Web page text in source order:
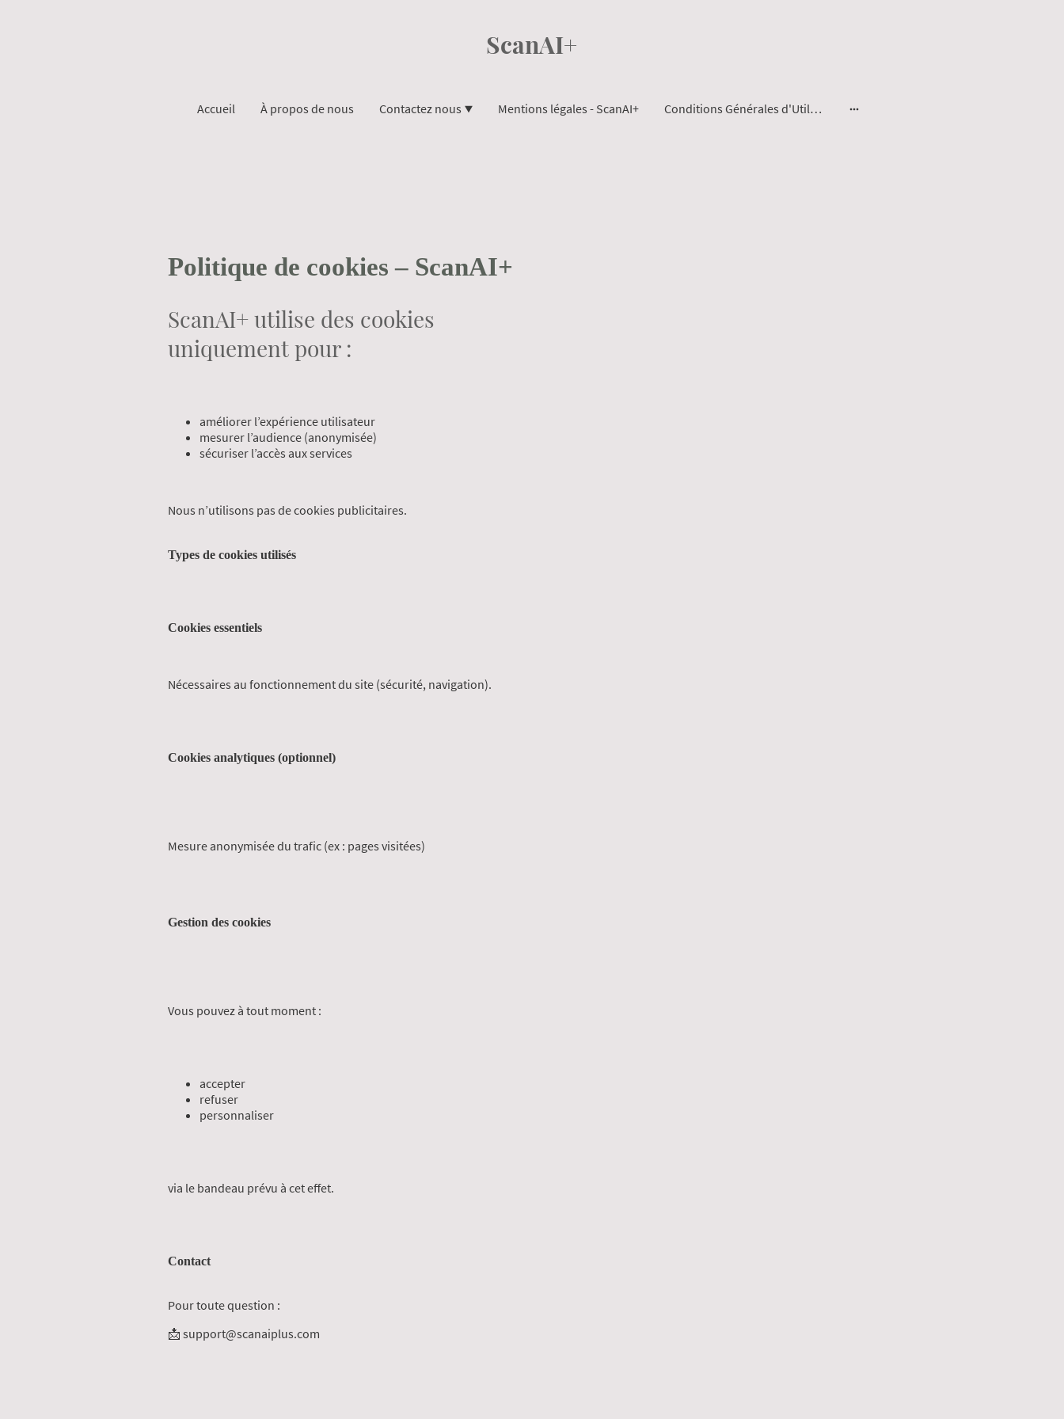
ScanAI+
Accueil À propos de nous Contactez nous Mentions légales - ScanAI+ Conditions Générales d'Utilisation - ScanAI+
Politique de cookies – ScanAI+
ScanAI+ utilise des cookies
uniquement pour :
améliorer l’expérience utilisateur
mesurer l’audience (anonymisée)
sécuriser l’accès aux services
Nous n’utilisons pas de cookies publicitaires.
Types de cookies utilisés
Cookies essentiels
Nécessaires au fonctionnement du site (sécurité, navigation).
Cookies analytiques (optionnel)
Mesure anonymisée du trafic (ex : pages visitées)
Gestion des cookies
Vous pouvez à tout moment :
accepter
refuser
personnaliser
via le bandeau prévu à cet effet.
Contact
Pour toute question :
📩 support@scanaiplus.com